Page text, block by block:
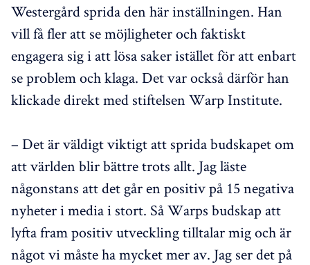
Westergård sprida den här inställningen. Han
vill få fler att se möjligheter och faktiskt
engagera sig i att lösa saker istället för att enbart
se problem och klaga. Det var också därför han
klickade direkt med stiftelsen Warp Institute.
– Det är väldigt viktigt att sprida budskapet om
att världen blir bättre trots allt. Jag läste
någonstans att det går en positiv på 15 negativa
nyheter i media i stort. Så Warps budskap att
lyfta fram positiv utveckling tilltalar mig och är
något vi måste ha mycket mer av. Jag ser det på